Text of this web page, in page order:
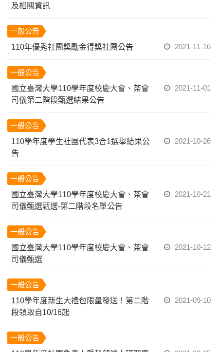
及相關資訊
一般公告
110年優秀社團獎勵金得獎社團公告
2021-11-16
一般公告
國立臺灣大學110學年度校慶大會、茶會
司儀第二階段甄選結果公告
2021-11-01
一般公告
110學年度學生社團代表3合1選舉結果公
告
2021-10-26
一般公告
國立臺灣大學110學年度校慶大會、茶會
司儀甄選甄選-第二階段名單公告
2021-10-21
一般公告
國立臺灣大學110學年度校慶大會、茶會
司儀甄選
2021-10-12
一般公告
110學年度新生大禮包限量發送！第二階
段領取自10/16起
2021-09-10
一般公告